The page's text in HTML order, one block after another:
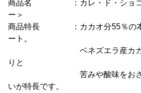
商品名 ：カレ・ド・ショコラ
ー＞
商品特長 ：カカオ分55％の本
ート。
ベネズエラ産カカオ豆
りと
苦みや酸味をおさえた
いが特長です。